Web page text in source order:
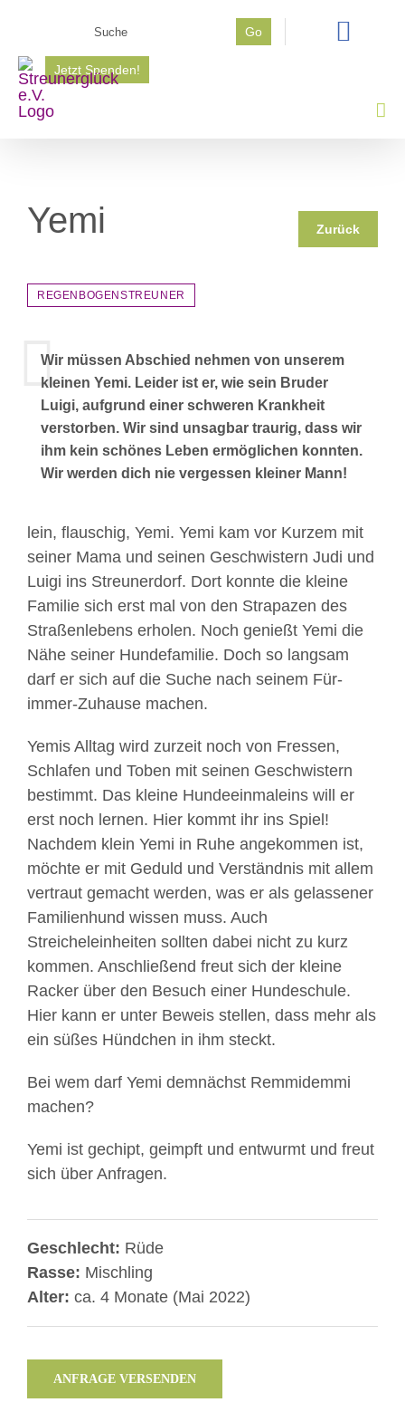
springen
Go
Jetzt Spenden!
Yemi Zurück
REGENBOGENSTREUNER
Wir müssen Abschied nehmen von unserem
kleinen Yemi. Leider ist er, wie sein Bruder
Luigi, aufgrund einer schweren Krankheit
verstorben. Wir sind unsagbar traurig, dass wir
ihm kein schönes Leben ermöglichen konnten.
Wir werden dich nie vergessen kleiner Mann!
lein, flauschig, Yemi. Yemi kam vor Kurzem mit
seiner Mama und seinen Geschwistern Judi und
Luigi ins Streunerdorf. Dort konnte die kleine
Familie sich erst mal von den Strapazen des
Straßenlebens erholen. Noch genießt Yemi die
Nähe seiner Hundefamilie. Doch so langsam
darf er sich auf die Suche nach seinem Für-
immer-Zuhause machen.
Yemis Alltag wird zurzeit noch von Fressen,
Schlafen und Toben mit seinen Geschwistern
bestimmt. Das kleine Hundeeinmaleins will er
erst noch lernen. Hier kommt ihr ins Spiel!
Nachdem klein Yemi in Ruhe angekommen ist,
möchte er mit Geduld und Verständnis mit allem
vertraut gemacht werden, was er als gelassener
Familienhund wissen muss. Auch
Streicheleinheiten sollten dabei nicht zu kurz
kommen. Anschließend freut sich der kleine
Racker über den Besuch einer Hundeschule.
Hier kann er unter Beweis stellen, dass mehr als
ein süßes Hündchen in ihm steckt.
Bei wem darf Yemi demnächst Remmidemmi
machen?
Yemi ist gechipt, geimpft und entwurmt und freut
sich über Anfragen.
Geschlecht: Rüde
Rasse: Mischling
Alter: ca. 4 Monate (Mai 2022)
ANFRAGE VERSENDEN